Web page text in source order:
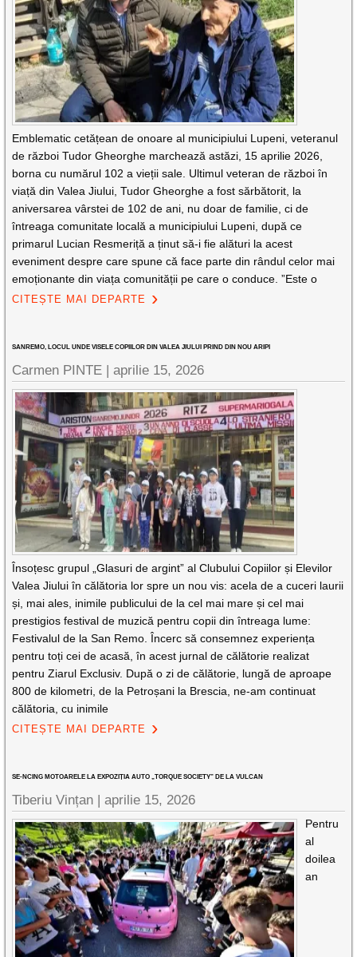
Emblematic cetățean de onoare al municipiului Lupeni, veteranul
de război Tudor Gheorghe marchează astăzi, 15 aprilie 2026,
borna cu numărul 102 a vieții sale. Ultimul veteran de război în
viață din Valea Jiului, Tudor Gheorghe a fost sărbătorit, la
aniversarea vârstei de 102 de ani, nu doar de familie, ci de
întreaga comunitate locală a municipiului Lupeni, după ce
primarul Lucian Resmeriță a ținut să-i fie alături la acest
eveniment despre care spune că face parte din rândul celor mai
emoționante din viața comunității pe care o conduce. ”Este o
CITEȘTE MAI DEPARTE
SANREMO, LOCUL UNDE VISELE COPIILOR DIN VALEA JIULUI PRIND DIN NOU ARIPI
Carmen PINTE |aprilie 15, 2026
Însoțesc grupul „Glasuri de argint” al Clubului Copiilor și Elevilor
Valea Jiului în călătoria lor spre un nou vis: acela de a cuceri laurii
și, mai ales, inimile publicului de la cel mai mare și cel mai
prestigios festival de muzică pentru copii din întreaga lume:
Festivalul de la San Remo. Încerc să consemnez experiența
pentru toți cei de acasă, în acest jurnal de călătorie realizat
pentru Ziarul Exclusiv. După o zi de călătorie, lungă de aproape
800 de kilometri, de la Petroșani la Brescia, ne-am continuat
călătoria, cu inimile
CITEȘTE MAI DEPARTE
SE-NCING MOTOARELE LA EXPOZIȚIA AUTO „TORQUE SOCIETY” DE LA VULCAN
Tiberiu Vințan |aprilie 15, 2026
Pentru
al
doilea
an